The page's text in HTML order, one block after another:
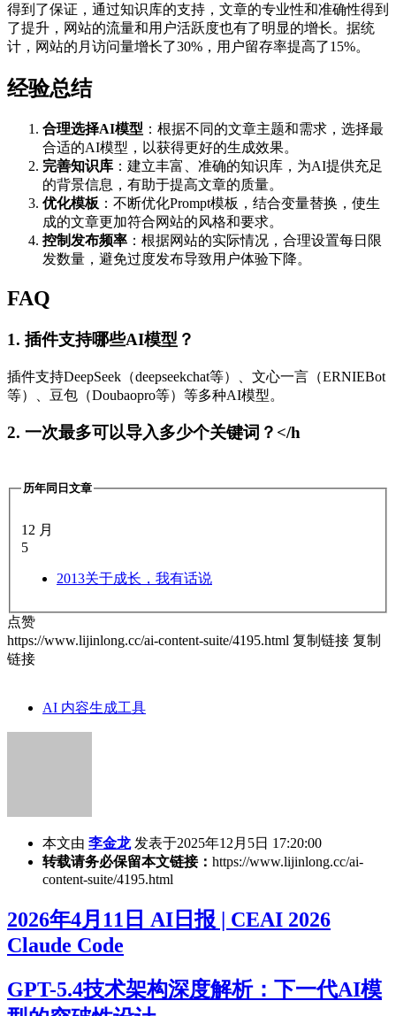
得到了保证，通过知识库的支持，文章的专业性和准确性得到
了提升，网站的流量和用户活跃度也有了明显的增长。据统
计，网站的月访问量增长了30%，用户留存率提高了15%。
经验总结
合理选择AI模型 ：根据不同的文章主题和需求，选择最
合适的AI模型，以获得更好的生成效果。
完善知识库 ：建立丰富、准确的知识库，为AI提供充足
的背景信息，有助于提高文章的质量。
优化模板 ：不断优化Prompt模板，结合变量替换，使生
成的文章更加符合网站的风格和要求。
控制发布频率 ：根据网站的实际情况，合理设置每日限
发数量，避免过度发布导致用户体验下降。
FAQ
1. 插件支持哪些AI模型？
插件支持DeepSeek（deepseekchat等）、文心一言（ERNIEBot
等）、豆包（Doubaopro等）等多种AI模型。
2. 一次最多可以导入多少个关键词？</h
历年同日文章
12 月
5
2013关于成长，我有话说
点赞
https://www.lijinlong.cc/ai-content-suite/4195.html 复制链接 复制
链接
AI 内容生成工具
本文由 李金龙 发表于2025年12月5日 17:20:00
转载请务必保留本文链接： https://www.lijinlong.cc/ai-
content-suite/4195.html
2026年4月11日 AI日报 | CEAI 2026
Claude Code
GPT-5.4技术架构深度解析：下一代AI模